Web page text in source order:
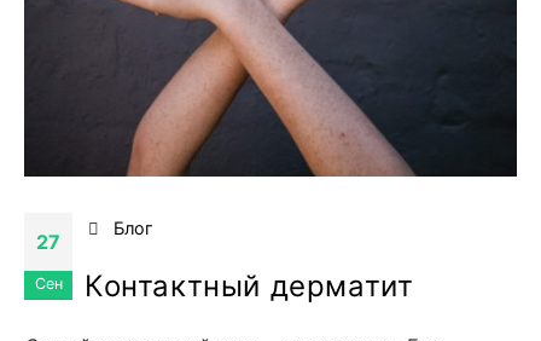
27
Сен
Блог
Контактный дерматит